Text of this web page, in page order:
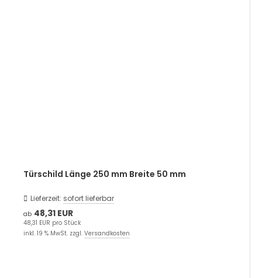
Türschild Länge 250 mm Breite 50 mm
Lieferzeit: sofort lieferbar
ab 48,31 EUR
48,31 EUR pro Stück
inkl. 19 % MwSt. zzgl. Versandkosten